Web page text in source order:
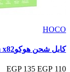
HOCO
كابل شحن هوكوtype c 1m x82
110 EGP
135 EGP